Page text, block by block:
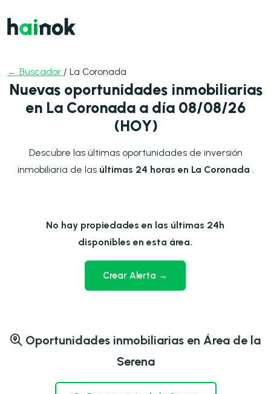
← Buscador / La Coronada
Nuevas oportunidades inmobiliarias
en La Coronada a día 08/08/26
(HOY)
Descubre las últimas oportunidades de inversión
inmobiliaria de las últimas 24 horas en La Coronada
No hay propiedades en las últimas 24h
disponibles en esta área.
Crear Alerta →
Oportunidades inmobiliarias en Área de la
Serena